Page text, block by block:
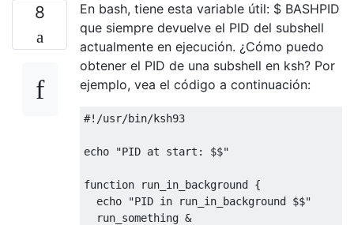
8
En bash, tiene esta variable útil: $ BASHPID
que siempre devuelve el PID del subshell
actualmente en ejecución. ¿Cómo puedo
obtener el PID de una subshell en ksh? Por
ejemplo, vea el código a continuación:
#!/usr/bin/ksh93
echo "PID at start: $$"
function run_in_background {
  echo
"PID in run_in_background $$"
  run_something
&